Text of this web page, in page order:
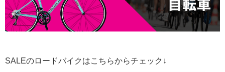
SALEのロードバイクはこちらからチェック↓